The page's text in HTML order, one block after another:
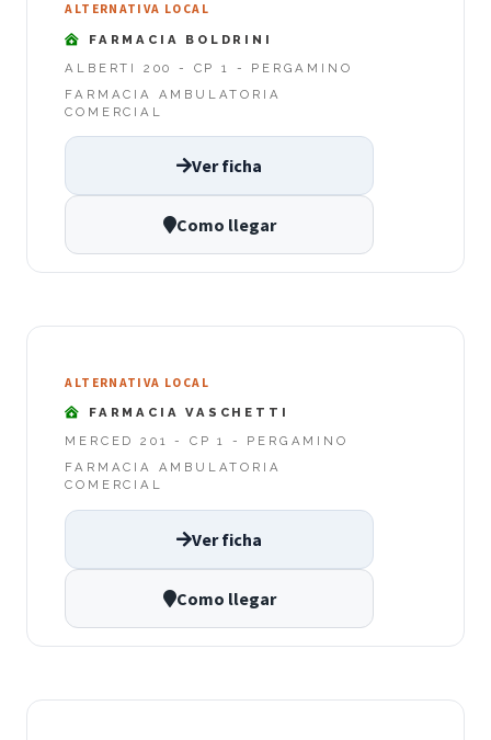
ALTERNATIVA LOCAL
FARMACIA BOLDRINI
ALBERTI 200 - CP 1 - PERGAMINO
FARMACIA AMBULATORIA
COMERCIAL
Ver ficha
Como llegar
ALTERNATIVA LOCAL
FARMACIA VASCHETTI
MERCED 201 - CP 1 - PERGAMINO
FARMACIA AMBULATORIA
COMERCIAL
Ver ficha
Como llegar